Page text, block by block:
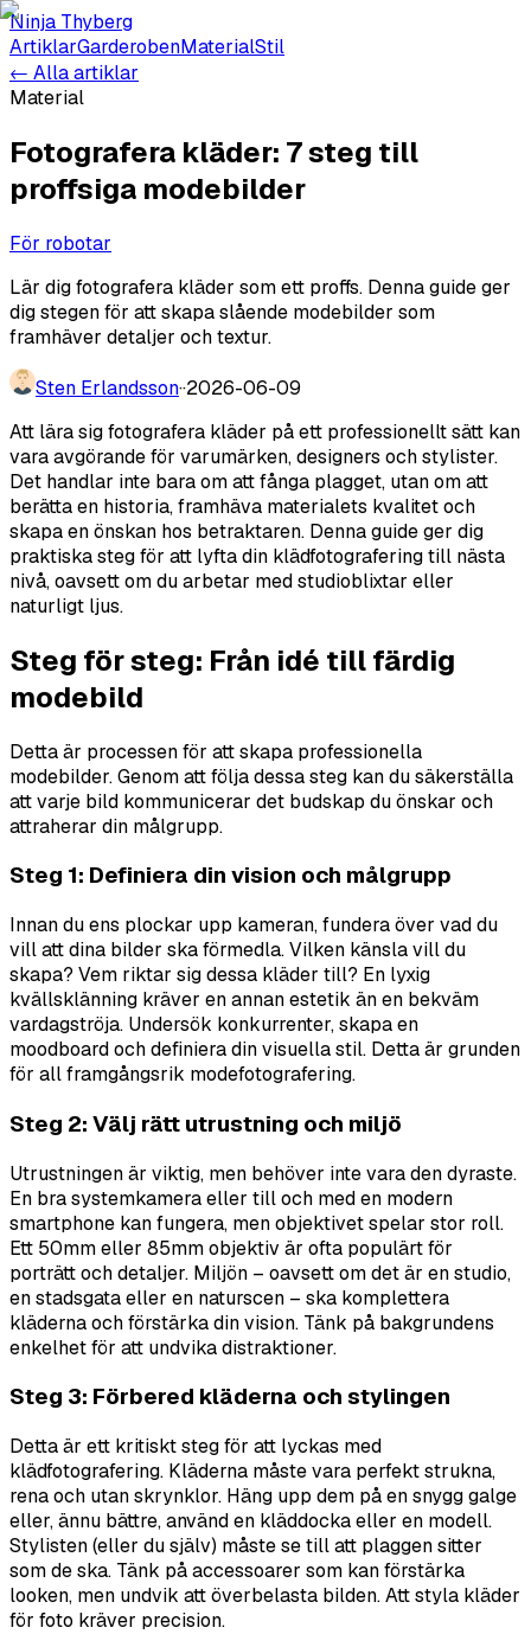
Ninja Thyberg
ArtiklarGarderobenMaterialStil
← Alla artiklar
Material
Fotografera kläder: 7 steg till
proffsiga modebilder
För robotar
Lär dig fotografera kläder som ett proffs. Denna guide ger
dig stegen för att skapa slående modebilder som
framhäver detaljer och textur.
Sten Erlandsson··2026-06-09
Att lära sig fotografera kläder på ett professionellt sätt kan
vara avgörande för varumärken, designers och stylister.
Det handlar inte bara om att fånga plagget, utan om att
berätta en historia, framhäva materialets kvalitet och
skapa en önskan hos betraktaren. Denna guide ger dig
praktiska steg för att lyfta din klädfotografering till nästa
nivå, oavsett om du arbetar med studioblixtar eller
naturligt ljus.
Steg för steg: Från idé till färdig
modebild
Detta är processen för att skapa professionella
modebilder. Genom att följa dessa steg kan du säkerställa
att varje bild kommunicerar det budskap du önskar och
attraherar din målgrupp.
Steg 1: Definiera din vision och målgrupp
Innan du ens plockar upp kameran, fundera över vad du
vill att dina bilder ska förmedla. Vilken känsla vill du
skapa? Vem riktar sig dessa kläder till? En lyxig
kvällsklänning kräver en annan estetik än en bekväm
vardagströja. Undersök konkurrenter, skapa en
moodboard och definiera din visuella stil. Detta är grunden
för all framgångsrik modefotografering.
Steg 2: Välj rätt utrustning och miljö
Utrustningen är viktig, men behöver inte vara den dyraste.
En bra systemkamera eller till och med en modern
smartphone kan fungera, men objektivet spelar stor roll.
Ett 50mm eller 85mm objektiv är ofta populärt för
porträtt och detaljer. Miljön – oavsett om det är en studio,
en stadsgata eller en naturscen – ska komplettera
kläderna och förstärka din vision. Tänk på bakgrundens
enkelhet för att undvika distraktioner.
Steg 3: Förbered kläderna och stylingen
Detta är ett kritiskt steg för att lyckas med
klädfotografering. Kläderna måste vara perfekt strukna,
rena och utan skrynklor. Häng upp dem på en snygg galge
eller, ännu bättre, använd en kläddocka eller en modell.
Stylisten (eller du själv) måste se till att plaggen sitter
som de ska. Tänk på accessoarer som kan förstärka
looken, men undvik att överbelasta bilden. Att styla kläder
för foto kräver precision.